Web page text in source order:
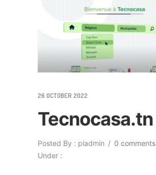
26 OCTOBER 2022
Tecnocasa.tn
Posted By : pladmin / 0 comments
Under :